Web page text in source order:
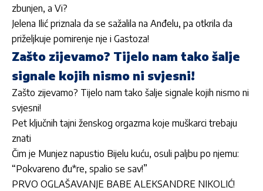
zbunjen, a Vi?
Jelena Ilić priznala da se sažalila na Anđelu, pa otkrila da
priželjkuje pomirenje nje i Gastoza!
Zašto zijevamo? Tijelo nam tako šalje
signale kojih nismo ni svjesni!
Zašto zijevamo? Tijelo nam tako šalje signale kojih nismo ni
svjesni!
Pet ključnih tajni ženskog orgazma koje muškarci trebaju
znati
Čim je Munjez napustio Bijelu kuću, osuli paljbu po njemu:
“Pokvareno đu*re, spalio se sav!”
PRVO OGLAŠAVANJE BABE ALEKSANDRE NIKOLIĆ!